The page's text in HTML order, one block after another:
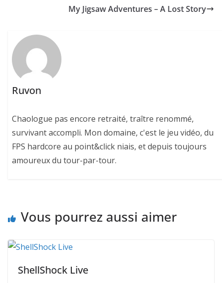
My Jigsaw Adventures – A Lost Story
Ruvon
Chaologue pas encore retraité, traître renommé,
survivant accompli. Mon domaine, c'est le jeu vidéo, du
FPS hardcore au point&click niais, et depuis toujours
amoureux du tour-par-tour.
Vous pourrez aussi aimer
ShellShock Live